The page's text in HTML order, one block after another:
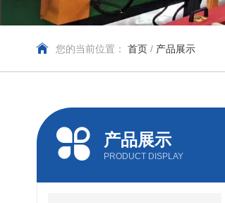
您的当前位置： 首页 / 产品展示
产品展示
PRODUCT DISPLAY